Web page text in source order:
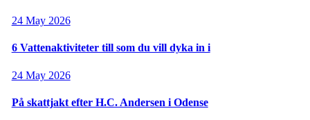
24 May 2026
6 Vattenaktiviteter till som du vill dyka in i
24 May 2026
På skattjakt efter H.C. Andersen i Odense